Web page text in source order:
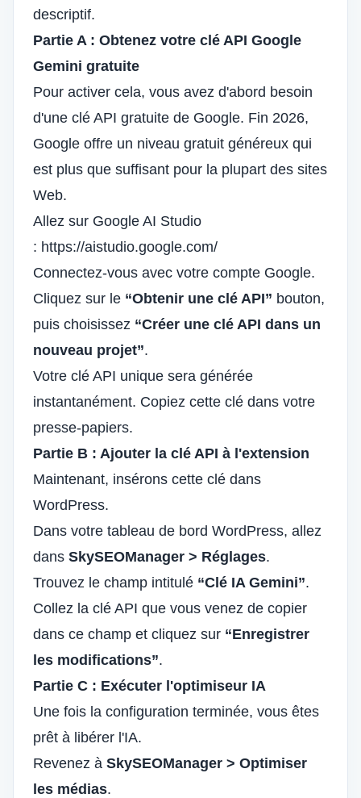
descriptif.
Partie A : Obtenez votre clé API Google
Gemini gratuite
Pour activer cela, vous avez d'abord besoin
d'une clé API gratuite de Google. Fin 2026,
Google offre un niveau gratuit généreux qui
est plus que suffisant pour la plupart des sites
Web.
Allez sur Google AI Studio
: https://aistudio.google.com/
Connectez-vous avec votre compte Google.
Cliquez sur le “Obtenir une clé API” bouton,
puis choisissez “Créer une clé API dans un
nouveau projet”.
Votre clé API unique sera générée
instantanément. Copiez cette clé dans votre
presse-papiers.
Partie B : Ajouter la clé API à l'extension
Maintenant, insérons cette clé dans
WordPress.
Dans votre tableau de bord WordPress, allez
dans SkySEOManager > Réglages.
Trouvez le champ intitulé “Clé IA Gemini”.
Collez la clé API que vous venez de copier
dans ce champ et cliquez sur “Enregistrer
les modifications”.
Partie C : Exécuter l'optimiseur IA
Une fois la configuration terminée, vous êtes
prêt à libérer l'IA.
Revenez à SkySEOManager > Optimiser
les médias.